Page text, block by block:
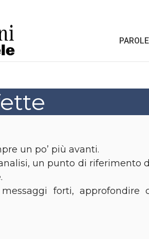
PAROLE
un po’ più avanti.
un punto di riferimento
forti, approfondire